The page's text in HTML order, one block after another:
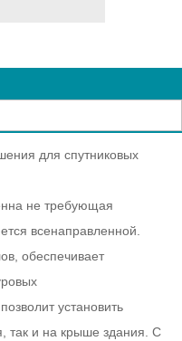
для спутниковых
не требующая
всенаправленной.
обеспечивает
установить
так и на крыше здания. С